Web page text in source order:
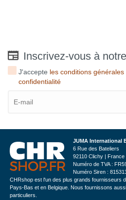
Inscrivez-vous à
J'accepte les conditions générales
confidentialité
JUMA International
6 Rue des Bateliers
92110 Clichy | France
Numéro de TVA :
Numéro Siren :
CHRshop est l'un des plus grands fournisseurs
Pays-Bas et en Belgique. Nous fournissons
particuliers.